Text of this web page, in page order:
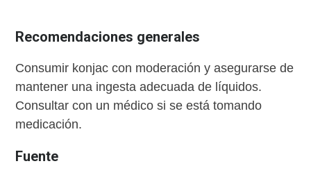
Recomendaciones generales
Consumir konjac con moderación y asegurarse de
mantener una ingesta adecuada de líquidos.
Consultar con un médico si se está tomando
medicación.
Fuente